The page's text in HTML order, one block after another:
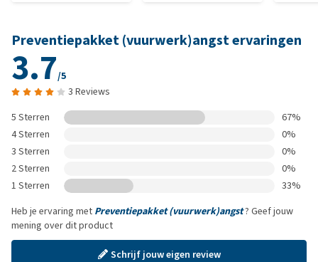
Preventiepakket (vuurwerk)angst ervaringen
3.7/5
3 Reviews
5 Sterren
67%
4 Sterren
0%
3 Sterren
0%
2 Sterren
0%
1 Sterren
33%
Heb je ervaring met Preventiepakket (vuurwerk)angst? Geef jouw
mening over dit product
Schrijf jouw eigen review